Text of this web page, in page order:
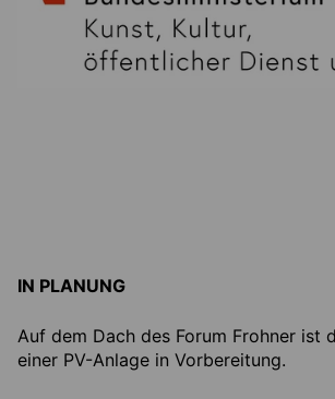
IN PLANUNG
Auf dem Dach des Forum Frohner ist
einer PV-Anlage in Vorbereitung.